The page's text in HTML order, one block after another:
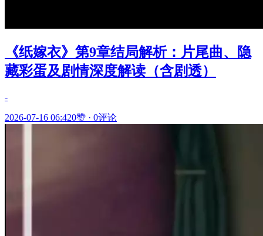
《纸嫁衣》第9章结局解析：片尾曲、隐
藏彩蛋及剧情深度解读（含剧透）
-
2026-07-16 06:420赞 · 0评论